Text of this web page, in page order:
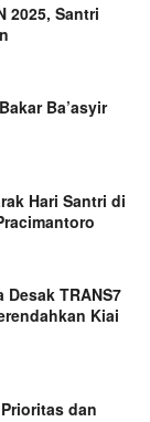
2025, Santri
Ba’asyir
Hari Santri di
Desak TRANS7
Kiai
dan